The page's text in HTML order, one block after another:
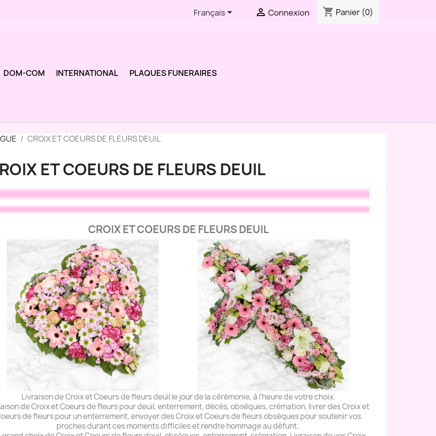
Français  Connexion shopping_cart Panier (0)
DOM-COM INTERNATIONAL PLAQUES FUNERAIRES
CROIX ET COEURS DE FLEURS DEUIL
ET COEURS DE FLEURS DEUIL
CROIX ET COEURS DE FLEURS DEUIL
Livraison de Croix et Coeurs de fleurs deuil le jour de la cérémonie, à l'heure de votre choix.
de Croix et Coeurs de fleurs pour deuil, enterrement, décès, obsèques, crémation, livrer des Croix et
de fleurs pour un enterrement,envoyer des Croix et Coeurs de fleurs obsèques pour soutenir vos
prochesdurant ces moments difficiles et rendre hommage au défunt.